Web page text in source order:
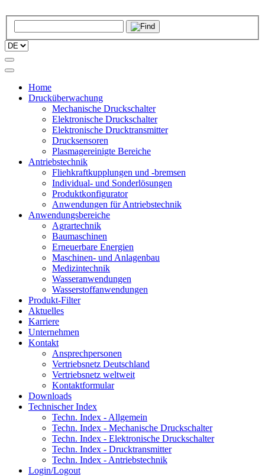
Home
Drucküberwachung
Mechanische Druckschalter
Elektronische Druckschalter
Elektronische Drucktransmitter
Drucksensoren
Plasmagereinigte Bereiche
Antriebstechnik
Fliehkraftkupplungen und -bremsen
Individual- und Sonderlösungen
Produktkonfigurator
Anwendungen für Antriebstechnik
Anwendungsbereiche
Agrartechnik
Baumaschinen
Erneuerbare Energien
Maschinen- und Anlagenbau
Medizintechnik
Wasseranwendungen
Wasserstoffanwendungen
Produkt-Filter
Aktuelles
Karriere
Unternehmen
Kontakt
Ansprechpersonen
Vertriebsnetz Deutschland
Vertriebsnetz weltweit
Kontaktformular
Downloads
Technischer Index
Techn. Index - Allgemein
Techn. Index - Mechanische Druckschalter
Techn. Index - Elektronische Druckschalter
Techn. Index - Drucktransmitter
Techn. Index - Antriebstechnik
Login/Logout